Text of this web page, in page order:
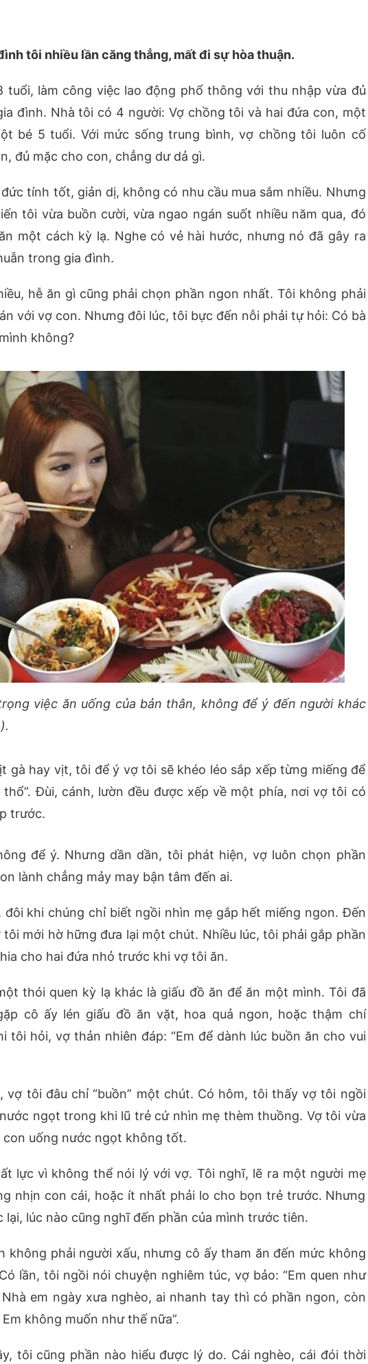
tôi nhiều lần căng thẳng, mất đi sự hòa thuận.
tuổi, làm công việc lao động phổ thông với thu nhập vừa đủ
đình. Nhà tôi có 4 người: Vợ chồng tôi và hai đứa con, một
bé 5 tuổi. Với mức sống trung bình, vợ chồng tôi luôn cố
đủ mặc cho con, chẳng dư dả gì.
tính tốt, giản dị, không có nhu cầu mua sắm nhiều. Nhưng
tôi vừa buồn cười, vừa ngao ngán suốt nhiều năm qua, đó
một cách kỳ lạ. Nghe có vẻ hài hước, nhưng nó đã gây ra
trong gia đình.
hễ ăn gì cũng phải chọn phần ngon nhất. Tôi không phải
với vợ con. Nhưng đôi lúc, tôi bực đến nỗi phải tự hỏi: Có bà
không?
việc ăn uống của bản thân, không để ý đến người khác
gà hay vịt, tôi để ý vợ tôi sẽ khéo léo sắp xếp từng miếng để
thổ”. Đùi, cánh, lườn đều được xếp về một phía, nơi vợ tôi có
trước.
để ý. Nhưng dần dần, tôi phát hiện, vợ luôn chọn phần
lành chẳng mảy may bận tâm đến ai.
đôi khi chúng chỉ biết ngồi nhìn mẹ gắp hết miếng ngon. Đến
tôi mới hờ hững đưa lại một chút. Nhiều lúc, tôi phải gắp phần
cho hai đứa nhỏ trước khi vợ tôi ăn.
thói quen kỳ lạ khác là giấu đồ ăn để ăn một mình. Tôi đã
cô ấy lén giấu đồ ăn vặt, hoa quả ngon, hoặc thậm chí
tôi hỏi, vợ thản nhiên đáp: “Em để dành lúc buồn ăn cho vui
vợ tôi đâu chỉ “buồn” một chút. Có hôm, tôi thấy vợ tôi ngồi
ngọt trong khi lũ trẻ cứ nhìn mẹ thèm thuồng. Vợ tôi vừa
con uống nước ngọt không tốt.
lực vì không thể nói lý với vợ. Tôi nghĩ, lẽ ra một người mẹ
nhịn con cái, hoặc ít nhất phải lo cho bọn trẻ trước. Nhưng
lúc nào cũng nghĩ đến phần của mình trước tiên.
không phải người xấu, nhưng cô ấy tham ăn đến mức không
lần, tôi ngồi nói chuyện nghiêm túc, vợ bảo: “Em quen như
em ngày xưa nghèo, ai nhanh tay thì có phần ngon, còn
không muốn như thế nữa”.
tôi cũng phần nào hiểu được lý do. Cái nghèo, cái đói thời